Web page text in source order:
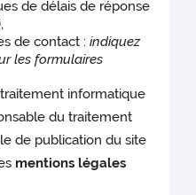
de délais de réponse
de contact :indiquez
les formulaires
traitement informatique
du traitement
de publication du site
mentions légales